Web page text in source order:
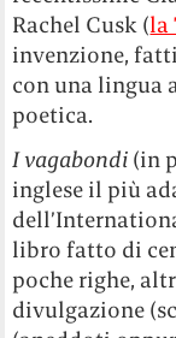
Rachel Cusk (la
invenzione,
con una lingua
poetica.
I vagabondi (in
inglese il più
libro fatto di
poche righe,
divulgazione